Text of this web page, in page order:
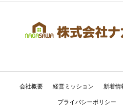
会社概要 経営ミッション 新着情
プライバシーポリシー